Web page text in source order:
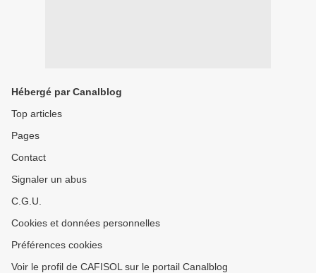
Hébergé par Canalblog
Top articles
Pages
Contact
Signaler un abus
C.G.U.
Cookies et données personnelles
Préférences cookies
Voir le profil de CAFISOL sur le portail Canalblog